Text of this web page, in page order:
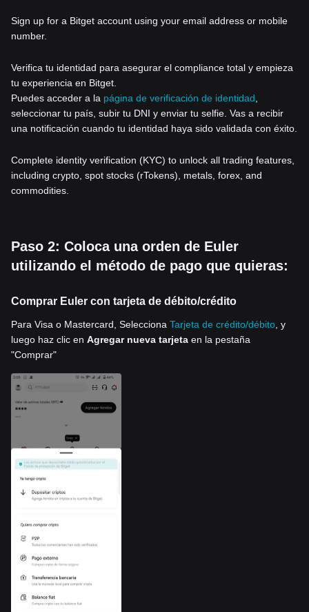
Sign up for a Bitget account using your email address or mobile
number.
Verifica tu identidad para asegurar el compliance total y empieza
tu experiencia en Bitget.
Puedes acceder a la página de verificación de identidad
seleccionar tu país, subir tu DNI y enviar tu selfie. Vas a recibir
una notificación cuando tu identidad haya sido validada con éxito.
Complete identity verification (KYC) to unlock all trading features,
including crypto, spot stocks (rTokens), metals, forex, and
commodities.
Paso 2: Coloca una orden de Euler
utilizando el método de pago que quieras:
Comprar Euler con tarjeta de débito/crédito
Para Visa o Mastercard, Selecciona Tarjeta de crédito/débito , y
luego haz clic en Agregar nueva tarjeta en la pestaña
"Comprar"